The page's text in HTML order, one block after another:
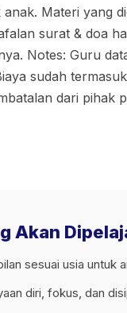
Materi yang
surat & doa
Notes: Guru
sudah
dari pihak
Akan
sesuai usia untuk
diri, fokus, dan